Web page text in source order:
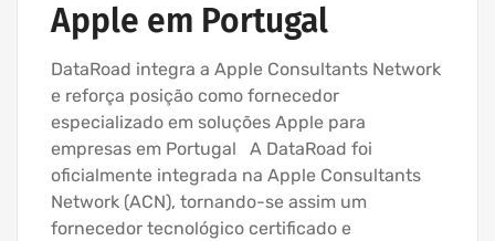
MANUTENÇÃO INFORMÁTICA EMPRESAS
Apple em Portugal
DataRoad integra a Apple Consultants Network
e reforça posição como fornecedor
especializado em soluções Apple para
empresas em Portugal A DataRoad foi
oficialmente integrada na Apple Consultants
Network (ACN), tornando-se assim um
fornecedor tecnológico certificado e